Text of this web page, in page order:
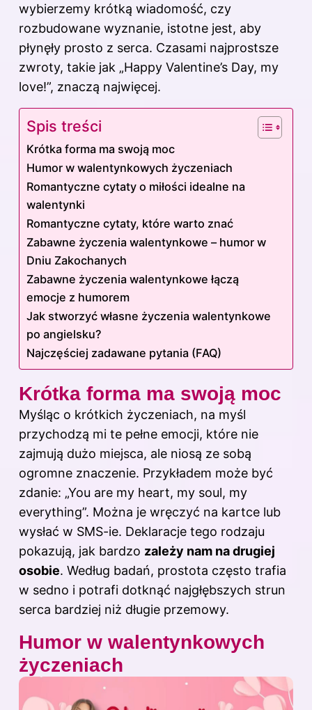
wybierzemy krótką wiadomość, czy
rozbudowane wyznanie, istotne jest, aby
płynęły prosto z serca. Czasami najprostsze
zwroty, takie jak „Happy Valentine’s Day, my
love!”, znaczą najwięcej.
Spis treści
Krótka forma ma swoją moc
Humor w walentynkowych życzeniach
Romantyczne cytaty o miłości idealne na
walentynki
Romantyczne cytaty, które warto znać
Zabawne życzenia walentynkowe – humor w
Dniu Zakochanych
Zabawne życzenia walentynkowe łączą
emocje z humorem
Jak stworzyć własne życzenia walentynkowe
po angielsku?
Najczęściej zadawane pytania (FAQ)
Krótka forma ma swoją moc
Myśląc o krótkich życzeniach, na myśl
przychodzą mi te pełne emocji, które nie
zajmują dużo miejsca, ale niosą ze sobą
ogromne znaczenie. Przykładem może być
zdanie: „You are my heart, my soul, my
everything”. Można je wręczyć na kartce lub
wysłać w SMS-ie. Deklaracje tego rodzaju
pokazują, jak bardzo zależy nam na drugiej
osobie. Według badań, prostota często trafia
w sedno i potrafi dotknąć najgłębszych strun
serca bardziej niż długie przemowy.
Humor w walentynkowych
życzeniach